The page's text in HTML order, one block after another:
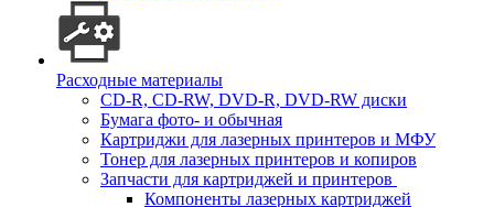
Расходные материалы
CD-R, CD-RW, DVD-R, DVD-RW диски
Бумага фото- и обычная
Картриджи для лазерных принтеров и МФУ
Тонер для лазерных принтеров и копиров
Запчасти для картриджей и принтеров
Компоненты лазерных картриджей